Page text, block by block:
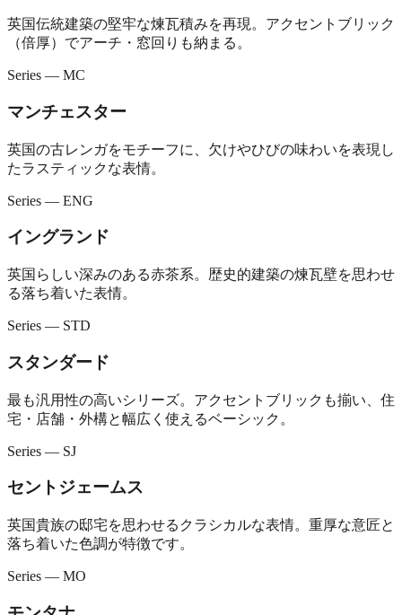
英国伝統建築の堅牢な煉瓦積みを再現。アクセントブリック
（倍厚）でアーチ・窓回りも納まる。
Series — MC
マンチェスター
英国の古レンガをモチーフに、欠けやひびの味わいを表現し
たラスティックな表情。
Series — ENG
イングランド
英国らしい深みのある赤茶系。歴史的建築の煉瓦壁を思わせ
る落ち着いた表情。
Series — STD
スタンダード
最も汎用性の高いシリーズ。アクセントブリックも揃い、住
宅・店舗・外構と幅広く使えるベーシック。
Series — SJ
セントジェームス
英国貴族の邸宅を思わせるクラシカルな表情。重厚な意匠と
落ち着いた色調が特徴です。
Series — MO